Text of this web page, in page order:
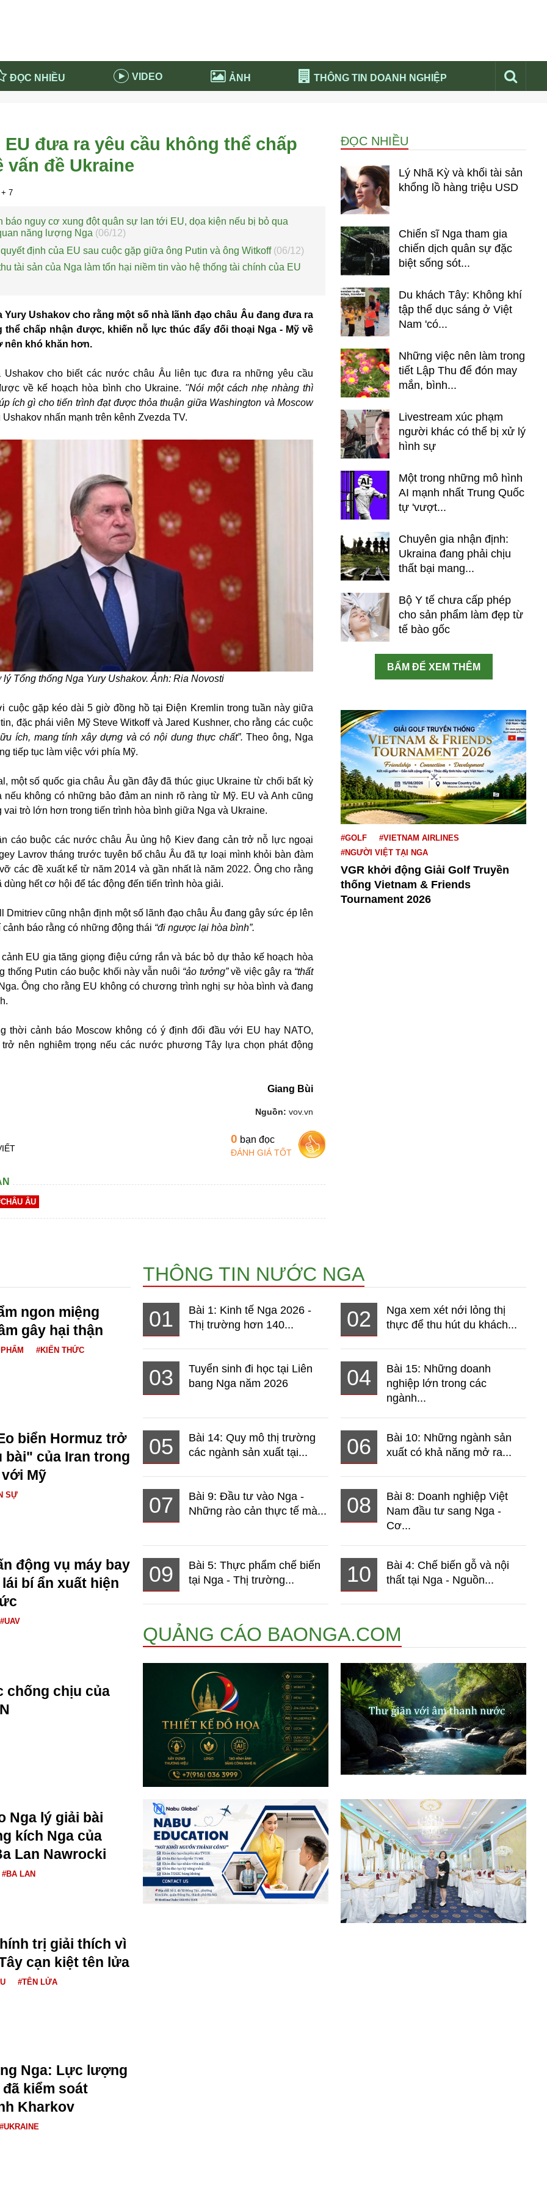
ĐỌC NHIỀU VIDEO ẢNH THÔNG TIN DOANH NGHIỆP
Nổi bật báo nga
Nga NABU EDUCATION
Thư viện media
nước Nga
Phân tích thị trường Nga 2026
đưa ra yêu cầu không thể chấp
đề Ukraine
7
báo nguy cơ xung đột quân sự lan tới EU, dọa kiện nếu bị bỏ qua
năng lượng Nga (06/12)
định của EU sau cuộc gặp giữa ông Putin và ông Witkoff (06/12)
tài sản của Nga làm tổn hại niềm tin vào hệ thống tài chính của EU
Yury Ushakov cho rằng một số nhà lãnh đạo châu Âu đang đưa ra
thể chấp nhận được, khiến nỗ lực thúc đẩy đối thoại Nga - Mỹ về
nên khó khăn hơn.
Ushakov cho biết các nước châu Âu liên tục đưa ra những yêu cầu
về kế hoạch hòa bình cho Ukraine. "Nói một cách nhẹ nhàng thì
ích gì cho tiến trình đạt được thỏa thuận giữa Washington và Moscow
Ushakov nhấn mạnh trên kênh Zvezda TV.
lý Tổng thống Nga Yury Ushakov. Ảnh: Ria Novosti
cuộc gặp kéo dài 5 giờ đồng hồ tại Điện Kremlin trong tuần này giữa
đặc phái viên Mỹ Steve Witkoff và Jared Kushner, cho rằng các cuộc
ích, mang tính xây dựng và có nội dung thực chất”. Theo ông, Nga
tiếp tục làm việc với phía Mỹ.
một số quốc gia châu Âu gần đây đã thúc giục Ukraine từ chối bất kỳ
không có những bảo đảm an ninh rõ ràng từ Mỹ. EU và Anh cũng
vai trò lớn hơn trong tiến trình hòa bình giữa Nga và Ukraine.
cáo buộc các nước châu Âu ủng hộ Kiev đang cản trở nỗ lực ngoại
Lavrov tháng trước tuyên bố châu Âu đã tự loại mình khỏi bàn đàm
các đề xuất kể từ năm 2014 và gần nhất là năm 2022. Ông cho rằng
hết cơ hội để tác động đến tiến trình hòa giải.
Dmitriev cũng nhận định một số lãnh đạo châu Âu đang gây sức ép lên
báo rằng có những động thái “đi ngược lại hòa bình”.
EU gia tăng giọng điệu cứng rắn và bác bỏ dự thảo kế hoạch hòa
thống Putin cáo buộc khối này vẫn nuôi “ảo tưởng”về việc gây ra “thất
Ông cho rằng EU không có chương trình nghị sự hòa bình và đang
thời cảnh báo Moscow không có ý định đối đầu với EU hay NATO,
nên nghiêm trọng nếu các nước phương Tây lựa chọn phát động
Giang Bùi
Nguồn: vov.vn
0 bạn đọc
ĐÁNH GIÁ TỐT
ÂU
ĐỌC NHIỀU
Lý Nhã Kỳ và khối tài sản
khổng lồ hàng triệu USD
Chiến sĩ Nga tham gia
chiến dịch quân sự đặc
biệt sống sót...
Du khách Tây: Không khí
tập thể dục sáng ở Việt
Nam 'có...
Những việc nên làm trong
tiết Lập Thu để đón may
mắn, bình...
Livestream xúc phạm
người khác có thể bị xử lý
hình sự
Một trong những mô hình
AI mạnh nhất Trung Quốc
tự 'vượt...
Chuyên gia nhận định:
Ukraina đang phải chịu
thất bại mang...
Bộ Y tế chưa cấp phép
cho sản phẩm làm đẹp từ
tế bào gốc
BẤM ĐỂ XEM THÊM
#GOLF
#VIETNAM AIRLINES
#NGƯỜI VIỆT TẠI NGA
VGR khởi động Giải Golf Truyền
thống Vietnam & Friends
Tournament 2026
ngon miệng
gây hại thận
#KIẾN THỨC
biển Hormuz trở
bài" của Iran trong
Mỹ
SỰ
động vụ máy bay
bí ẩn xuất hiện
#UAV
chống chịu của
Nga lý giải bài
kích Nga của
Lan Nawrocki
#BA LAN
trị giải thích vì
cạn kiệt tên lửa
#TÊN LỬA
Nga: Lực lượng
kiểm soát
Kharkov
#UKRAINE
THÔNG TIN NƯỚC NGA
01
Bài 1: Kinh tế Nga 2026 -
Thị trường hơn 140...
02
Nga xem xét nới lỏng thị
thực để thu hút du khách...
03
Tuyển sinh đi học tại Liên
bang Nga năm 2026
04
Bài 15: Những doanh
nghiệp lớn trong các
ngành...
05
Bài 14: Quy mô thị trường
các ngành sản xuất tại...
06
Bài 10: Những ngành sản
xuất có khả năng mở ra...
07
Bài 9: Đầu tư vào Nga -
Những rào cản thực tế mà...
08
Bài 8: Doanh nghiệp Việt
Nam đầu tư sang Nga -
Cơ...
09
Bài 5: Thực phẩm chế biến
tại Nga - Thị trường...
10
Bài 4: Chế biến gỗ và nội
thất tại Nga - Nguồn...
QUẢNG CÁO BAONGA.COM